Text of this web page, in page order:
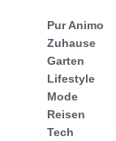
Pur Animo
Zuhause
Garten
Lifestyle
Mode
Reisen
Tech